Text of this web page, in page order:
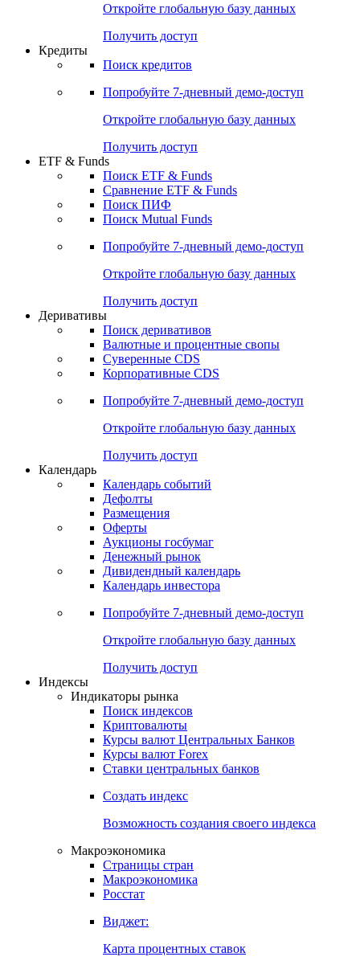
Откройте глобальную базу данных
Получить доступ
Кредиты
Поиск кредитов
Попробуйте 7-дневный демо-доступ
Откройте глобальную базу данных
Получить доступ
ETF & Funds
Поиск ETF & Funds
Сравнение ETF & Funds
Поиск ПИФ
Поиск Mutual Funds
Попробуйте 7-дневный демо-доступ
Откройте глобальную базу данных
Получить доступ
Деривативы
Поиск деривативов
Валютные и процентные свопы
Суверенные CDS
Корпоративные CDS
Попробуйте 7-дневный демо-доступ
Откройте глобальную базу данных
Получить доступ
Календарь
Календарь событий
Дефолты
Размещения
Оферты
Аукционы госбумаг
Денежный рынок
Дивидендный календарь
Календарь инвестора
Попробуйте 7-дневный демо-доступ
Откройте глобальную базу данных
Получить доступ
Индексы
Индикаторы рынка
Поиск индексов
Криптовалюты
Курсы валют Центральных Банков
Курсы валют Forex
Ставки центральных банков
Создать индекс
Возможность создания своего индекса
Макроэкономика
Страницы стран
Макроэкономика
Росстат
Виджет:
Карта процентных ставок